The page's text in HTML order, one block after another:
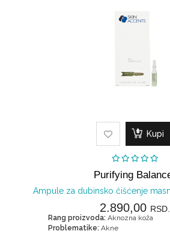
Kupi
Purifying
Ampule za dubinsko čišćenje
2.890,00 RSD.
Rang proizvoda: Aknozna koža
Problematike: Akne